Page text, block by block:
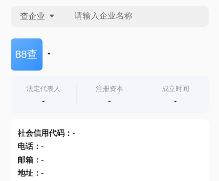
查企业
查企业
查产地
88查 -
法定代表人
-
注册资本
-
成立时间
-
社会信用代码： -
电话： -
邮箱： -
地址： -